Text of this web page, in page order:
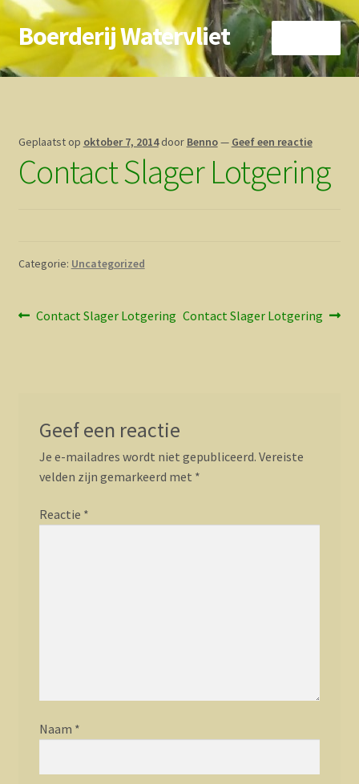
Ga
door
naar
Ga
direct
naar
Boerderij Watervliet
Home
Biokoe
Geplaatst op oktober 7, 2014 door Benno— Geef een reactie
Contact Slager Lotgering
Categorie: Uncategorized
Bericht
Vorig
Contact Slager Lotgering Volgend
Contact Slager Lotgering
Geef een reactie
Je e-mailadres wordt niet gepubliceerd. Vereiste
velden zijn gemarkeerd met *
Reactie *
Naam *